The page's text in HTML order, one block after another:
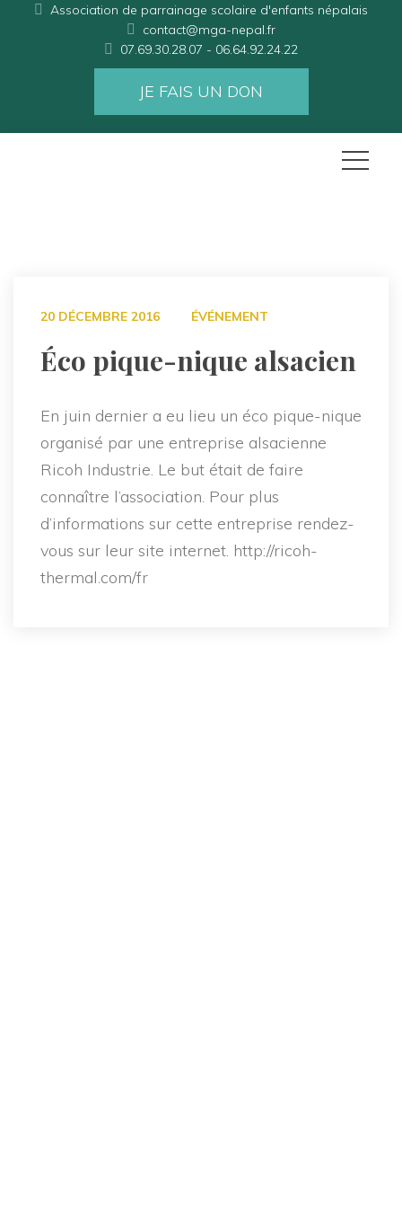
Association de parrainage scolaire d'enfants népalais
contact@mga-nepal.fr
07.69.30.28.07 - 06.64.92.24.22
JE FAIS UN DON
20 DÉCEMBRE 2016 ÉVÉNEMENT
Éco pique-nique alsacien
En juin dernier a eu lieu un éco pique-nique
organisé par une entreprise alsacienne
Ricoh Industrie. Le but était de faire
connaître l’association. Pour plus
d’informations sur cette entreprise rendez-
vous sur leur site internet. http://ricoh-
thermal.com/fr